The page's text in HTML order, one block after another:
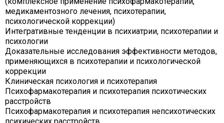
медикаментозного лечения, психотерапии,
психологической коррекции)
Интегративные тенденции в психиатрии, психотерапии и
психологии
Доказательные исследования эффективности методов,
применяющихся в психотерапии и психологической
коррекции
Клиническая психология и психотерапия
Психофармакотерапия и психотерапия психотических
расстройств
Психофармакотерапия и психотерапия непсихотических